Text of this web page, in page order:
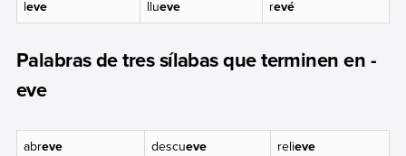
leve llueve revé
Palabras de tres sílabas que terminen en -
eve
abreve descueve relieve